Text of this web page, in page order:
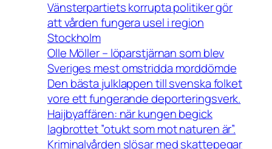
Vänsterpartiets korrupta politiker gör
att vården fungera usel i region
Stockholm
Olle Möller – löparstjärnan som blev
Sveriges mest omstridda morddömde
Den bästa julklappen till svenska folket
vore ett fungerande deporteringsverk.
Haijbyaffären: när kungen begick
lagbrottet ”otukt som mot naturen är”.
Kriminalvården slösar med skattepegar